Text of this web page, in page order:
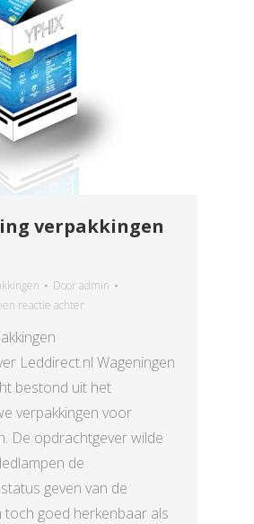
verpakkingen
Dooradmin
reactie achter
Leddirect.nl Wageningen
bestond uit het
verpakkingen voor
De opdrachtgever wilde
de
geven van de
toch goed herkenbaar als